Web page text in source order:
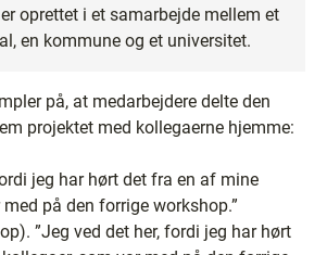
oprettet i et samarbejde mellem et
en kommune og et universitet.
på, at medarbejdere delte den
projektet med kollegaerne hjemme:
jeg har hørt det fra en af mine
på den forrige workshop.”
”Jeg ved det her, fordi jeg har hørt